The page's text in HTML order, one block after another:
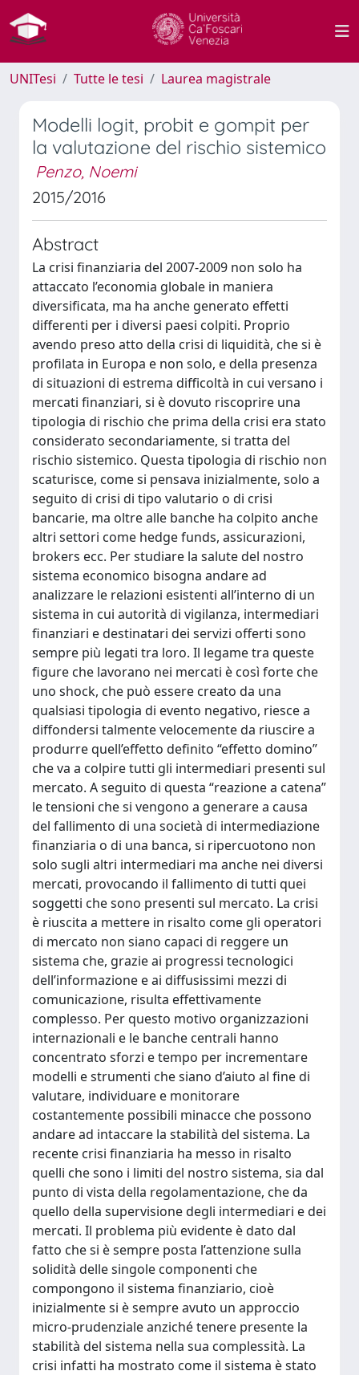
UNITesi Tutte le tesi Laurea magistrale
Modelli logit, probit e gompit per
la valutazione del rischio sistemico
Penzo, Noemi
2015/2016
Abstract
La crisi finanziaria del 2007-2009 non solo ha
attaccato l’economia globale in maniera
diversificata, ma ha anche generato effetti
differenti per i diversi paesi colpiti. Proprio
avendo preso atto della crisi di liquidità, che si è
profilata in Europa e non solo, e della presenza
di situazioni di estrema difficoltà in cui versano i
mercati finanziari, si è dovuto riscoprire una
tipologia di rischio che prima della crisi era stato
considerato secondariamente, si tratta del
rischio sistemico. Questa tipologia di rischio non
scaturisce, come si pensava inizialmente, solo a
seguito di crisi di tipo valutario o di crisi
bancarie, ma oltre alle banche ha colpito anche
altri settori come hedge funds, assicurazioni,
brokers ecc. Per studiare la salute del nostro
sistema economico bisogna andare ad
analizzare le relazioni esistenti all’interno di un
sistema in cui autorità di vigilanza, intermediari
finanziari e destinatari dei servizi offerti sono
sempre più legati tra loro. Il legame tra queste
figure che lavorano nei mercati è così forte che
uno shock, che può essere creato da una
qualsiasi tipologia di evento negativo, riesce a
diffondersi talmente velocemente da riuscire a
produrre quell’effetto definito “effetto domino”
che va a colpire tutti gli intermediari presenti sul
mercato. A seguito di questa “reazione a catena”
le tensioni che si vengono a generare a causa
del fallimento di una società di intermediazione
finanziaria o di una banca, si ripercuotono non
solo sugli altri intermediari ma anche nei diversi
mercati, provocando il fallimento di tutti quei
soggetti che sono presenti sul mercato. La crisi
è riuscita a mettere in risalto come gli operatori
di mercato non siano capaci di reggere un
sistema che, grazie ai progressi tecnologici
dell’informazione e ai diffusissimi mezzi di
comunicazione, risulta effettivamente
complesso. Per questo motivo organizzazioni
internazionali e le banche centrali hanno
concentrato sforzi e tempo per incrementare
modelli e strumenti che siano d’aiuto al fine di
valutare, individuare e monitorare
costantemente possibili minacce che possono
andare ad intaccare la stabilità del sistema. La
recente crisi finanziaria ha messo in risalto
quelli che sono i limiti del nostro sistema, sia dal
punto di vista della regolamentazione, che da
quello della supervisione degli intermediari e dei
mercati. Il problema più evidente è dato dal
fatto che si è sempre posta l’attenzione sulla
solidità delle singole componenti che
compongono il sistema finanziario, cioè
inizialmente si è sempre avuto un approccio
micro-prudenziale anziché tenere presente la
stabilità del sistema nella sua complessità. La
crisi infatti ha mostrato come il sistema è stato